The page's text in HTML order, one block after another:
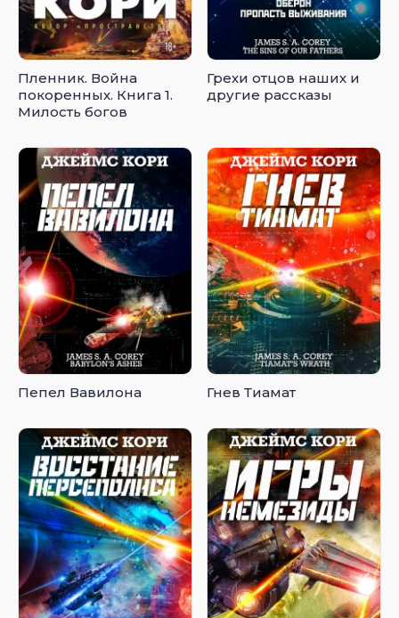
Пленник. Война
покоренных. Книга 1.
Милость богов
Грехи отцов наших и
другие рассказы
Пепел Вавилона Гнев Тиамат